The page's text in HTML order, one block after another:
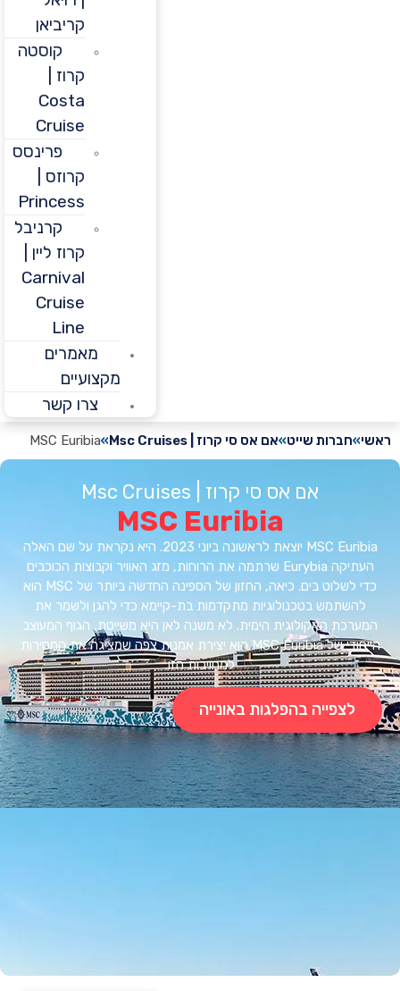
קריביאן
קוסטה
Costa
Cruise
פרינסס
קרוזס |
Princess
קרניבל
קרוז ליין |
Carnival
Cruise
מאמרים
מקצועיים
צרו קשר
חברות שייט אם אס סי קרוז | Msc Cruises MSC Euribia
אם אס סי קרוז | Msc Cruises
MSC Euribia
MSC Euribia יוצאת לראשונה ביוני 2023. היא נקראת על שם האלה
העתיקה Eurybia שרתמה את הרוחות, מזג האוויר וקבוצות הכוכבים
כדי לשלוט בים. כיאה, החזון של הספינה החדשה ביותר של MSC הוא
בטכנולוגיות מתקדמות בת-קיימא כדי להגן ולשמר את
האקולוגית הימית. לא משנה לאן היא משייטת, הגוף המעוצב
הייחודי של MSC Euribia הוא יצירת אמנות צפה שמציגה את המסירות
למחויבות הזו.
לצפייה בהפלגות באונייה